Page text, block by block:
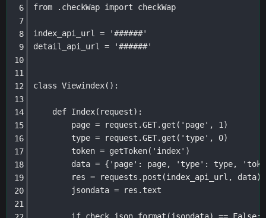
from .checkWap import checkWap
index_api_url = '######'
detail_api_url = '######'
class Viewindex():
def Index(request):
page = request.GET.get('page', 1)
type = request.GET.get('type', 0)
token = getToken('index')
data = {'page': page, 'type': type,
res = requests.post(index_api_url, data)
jsondata = res.text